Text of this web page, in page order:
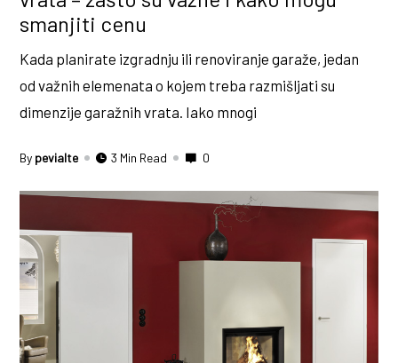
smanjiti cenu
Kada planirate izgradnju ili renoviranje garaže, jedan
od važnih elemenata o kojem treba razmišljati su
dimenzije garažnih vrata. Iako mnogi
By pevialte 3 Min Read 0